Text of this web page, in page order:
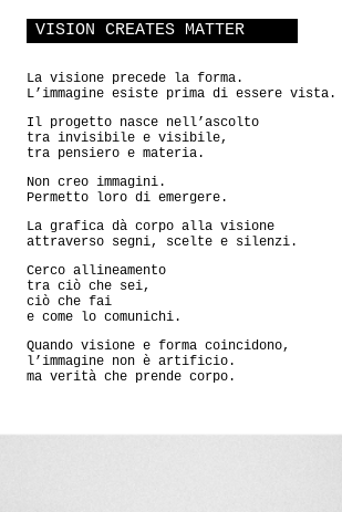
VISION CREATES MATTER
La visione precede la forma.
L’immagine esiste prima di essere vista.
Il progetto nasce nell’ascolto
tra invisibile e visibile,
tra pensiero e materia.
Non creo immagini.
Permetto loro di emergere.
La grafica dà corpo alla visione
attraverso segni, scelte e silenzi.
Cerco allineamento
tra ciò che sei,
ciò che fai
e come lo comunichi.
Quando visione e forma coincidono,
l’immagine non è artificio.
ma verità che prende corpo.